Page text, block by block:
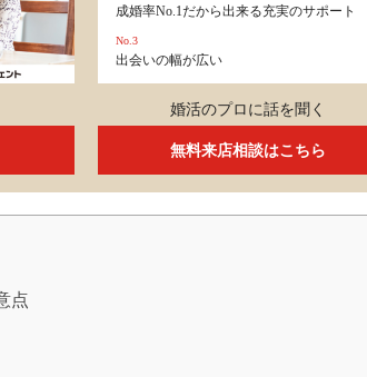
成婚率No.1だから出来る充実のサポート
No.3
出会いの幅が広い
婚活のプロに話を聞く
無料来店相談はこちら
点